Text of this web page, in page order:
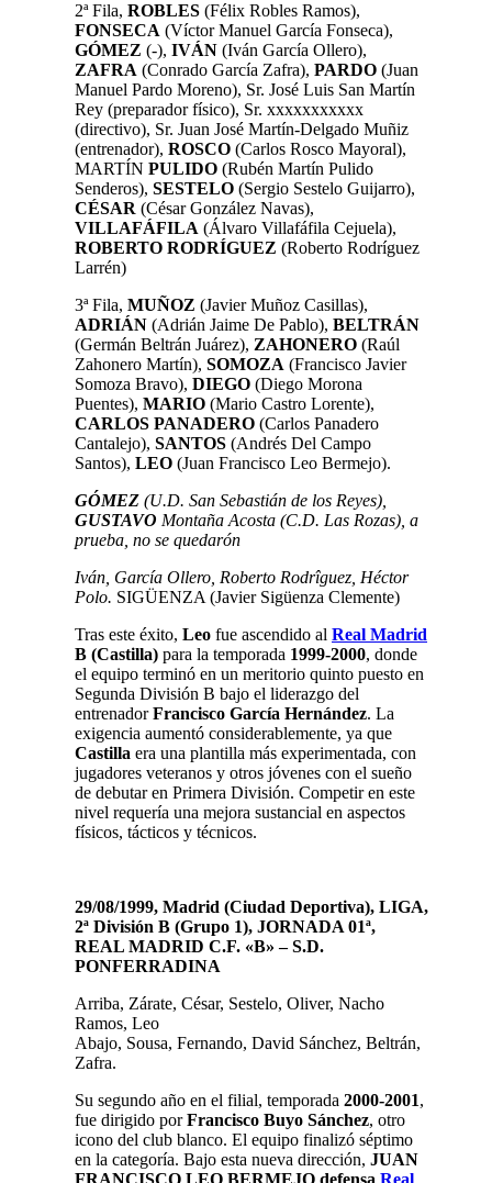
2ª Fila, ROBLES (Félix Robles Ramos),
FONSECA (Víctor Manuel García Fonseca),
GÓMEZ (-), IVÁN (Iván García Ollero),
ZAFRA (Conrado García Zafra), PARDO (Juan
Manuel Pardo Moreno), Sr. José Luis San Martín
Rey (preparador físico), Sr. xxxxxxxxxxx
(directivo), Sr. Juan José Martín-Delgado Muñiz
(entrenador), ROSCO (Carlos Rosco Mayoral),
MARTÍN PULIDO (Rubén Martín Pulido
Senderos), SESTELO (Sergio Sestelo Guijarro),
CÉSAR (César González Navas),
VILLAFÁFILA (Álvaro Villafáfila Cejuela),
ROBERTO RODRÍGUEZ (Roberto Rodríguez
Larrén)
3ª Fila, MUÑOZ (Javier Muñoz Casillas),
ADRIÁN (Adrián Jaime De Pablo), BELTRÁN
(Germán Beltrán Juárez), ZAHONERO (Raúl
Zahonero Martín), SOMOZA (Francisco Javier
Somoza Bravo), DIEGO (Diego Morona
Puentes), MARIO (Mario Castro Lorente),
CARLOS PANADERO (Carlos Panadero
Cantalejo), SANTOS (Andrés Del Campo
Santos), LEO (Juan Francisco Leo Bermejo).
GÓMEZ (U.D. San Sebastián de los Reyes),
GUSTAVO Montaña Acosta (C.D. Las Rozas), a
prueba, no se quedarón
Iván, García Ollero, Roberto Rodrîguez, Héctor
Polo. SIGÜENZA (Javier Sigüenza Clemente)
Tras este éxito, Leo fue ascendido al Real Madrid
B (Castilla) para la temporada 1999-2000, donde
el equipo terminó en un meritorio quinto puesto en
Segunda División B bajo el liderazgo del
entrenadorFrancisco García Hernández. La
exigencia aumentó considerablemente, ya que
Castilla era una plantilla más experimentada, con
jugadores veteranos y otros jóvenes con el sueño
de debutar en Primera División. Competir en este
nivel requería una mejora sustancial en aspectos
físicos, tácticos y técnicos.
29/08/1999, Madrid (Ciudad Deportiva), LIGA,
2ª División B (Grupo 1), JORNADA 01ª,
REAL MADRID C.F. «B» – S.D.
PONFERRADINA
Arriba, Zárate, César, Sestelo, Oliver, Nacho
Ramos, Leo
Abajo, Sousa, Fernando, David Sánchez, Beltrán,
Zafra.
​Su segundo año en el filial, temporada 2000-2001,
fue dirigido porFrancisco Buyo Sánchez, otro
icono del club blanco. El equipo finalizó séptimo
en la categoría. Bajo esta nueva dirección, JUAN
FRANCISCO LEO BERMEJO defensa Real